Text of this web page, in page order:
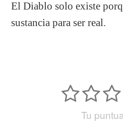
​El Diablo solo existe
sustancia para ser real.
Tu